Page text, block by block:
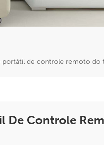
portátil de controle remoto do
De Controle